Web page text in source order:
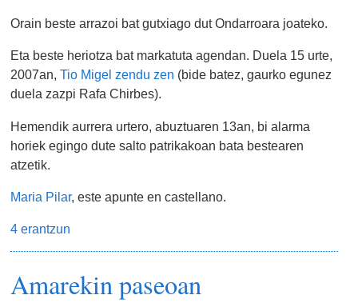
Orain beste arrazoi bat gutxiago dut Ondarroara joateko.
Eta beste heriotza bat markatuta agendan. Duela 15 urte,
2007an,Tio Migel zendu zen (bide batez, gaurko egunez
duela zazpi Rafa Chirbes).
Hemendik aurrera urtero, abuztuaren 13an, bi alarma
horiek egingo dute salto patrikakoan bata bestearen
atzetik.
Maria Pilar, este apunte en castellano.
4 erantzun
Amarekin paseoan